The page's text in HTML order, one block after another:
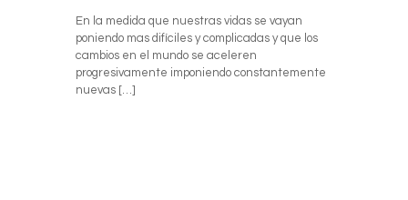
En la medida que nuestras vidas se vayan
poniendo mas difíciles y complicadas y que los
cambios en el mundo se aceleren
progresivamente imponiendo constantemente
nuevas […]